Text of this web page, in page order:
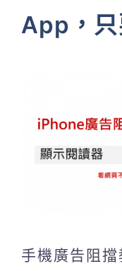
App，
手機廣告阻